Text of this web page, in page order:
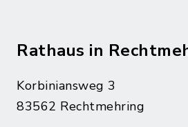
Rathaus in
Korbiniansweg 3
83562 Rechtmehring